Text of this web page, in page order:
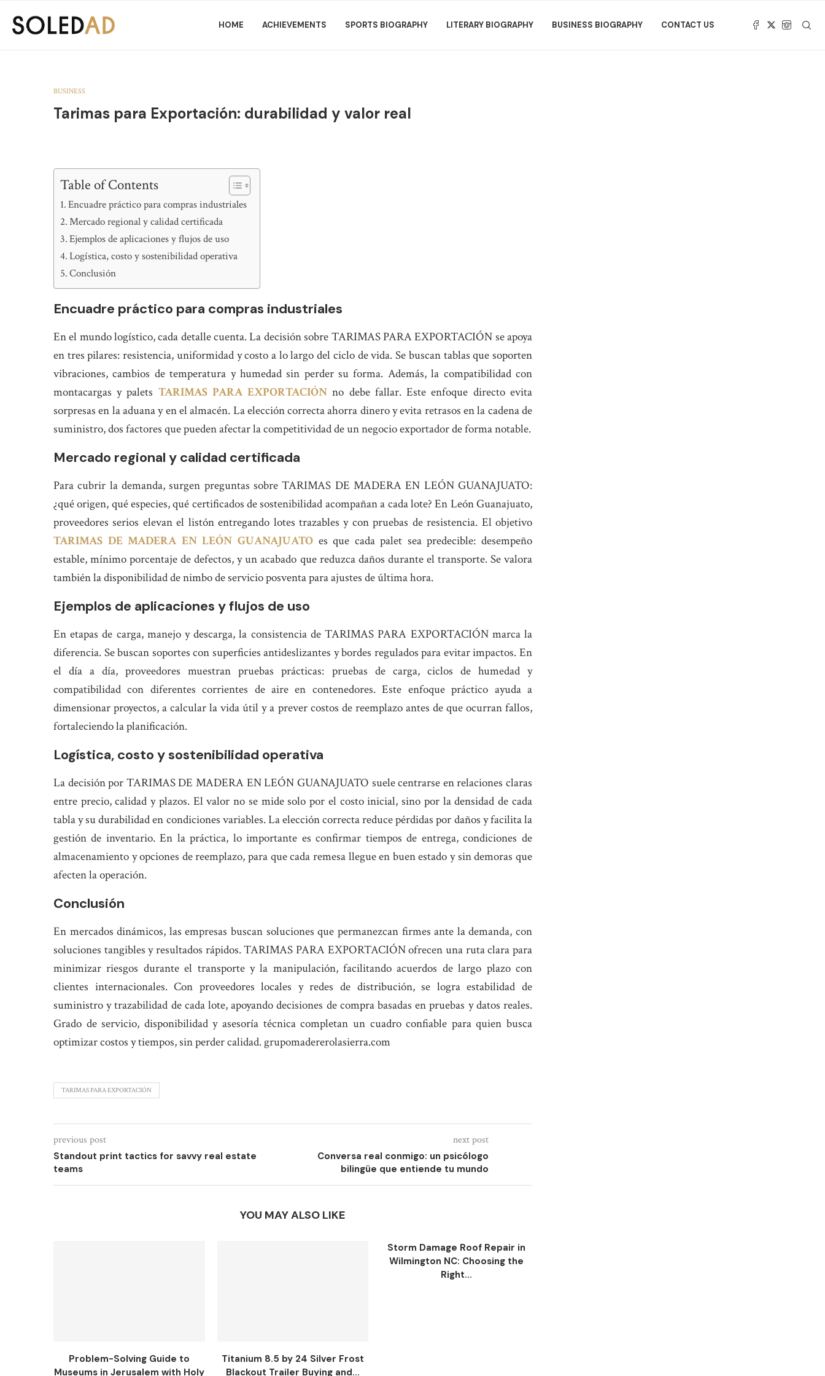
HOME ACHIEVEMENTS SPORTS BIOGRAPHY LITERARY BIOGRAPHY BUSINESS BIOGRAPHY CONTACT US
BUSINESS
Tarimas para Exportación: durabilidad y valor real
Table of Contents
Encuadre práctico para compras industriales
Mercado regional y calidad certificada
Ejemplos de aplicaciones y flujos de uso
Logística, costo y sostenibilidad operativa
Conclusión
Encuadre práctico para compras industriales
En el mundo logístico, cada detalle cuenta. La decisión sobre TARIMAS PARA EXPORTACIÓN se apoya
en tres pilares: resistencia, uniformidad y costo a lo largo del ciclo de vida. Se buscan tablas que soporten
vibraciones, cambios de temperatura y humedad sin perder su forma. Además, la compatibilidad con
montacargas y palets TARIMAS PARA EXPORTACIÓN no debe fallar. Este enfoque directo evita
sorpresas en la aduana y en el almacén. La elección correcta ahorra dinero y evita retrasos en la cadena de
suministro, dos factores que pueden afectar la competitividad de un negocio exportador de forma notable.
Mercado regional y calidad certificada
Para cubrir la demanda, surgen preguntas sobre TARIMAS DE MADERA EN LEÓN GUANAJUATO:
¿qué origen, qué especies, qué certificados de sostenibilidad acompañan a cada lote? En León Guanajuato,
proveedores serios elevan el listón entregando lotes trazables y con pruebas de resistencia. El objetivo
TARIMAS DE MADERA EN LEÓN GUANAJUATOes que cada palet sea predecible: desempeño
estable, mínimo porcentaje de defectos, y un acabado que reduzca daños durante el transporte. Se valora
también la disponibilidad de nimbo de servicio posventa para ajustes de última hora.
Ejemplos de aplicaciones y flujos de uso
En etapas de carga, manejo y descarga, la consistencia de TARIMAS PARA EXPORTACIÓN marca la
diferencia. Se buscan soportes con superficies antideslizantes y bordes regulados para evitar impactos. En
el día a día, proveedores muestran pruebas prácticas: pruebas de carga, ciclos de humedad y
compatibilidad con diferentes corrientes de aire en contenedores. Este enfoque práctico ayuda a
dimensionar proyectos, a calcular la vida útil y a prever costos de reemplazo antes de que ocurran fallos,
fortaleciendo la planificación.
Logística, costo y sostenibilidad operativa
La decisión por TARIMAS DE MADERA EN LEÓN GUANAJUATO suele centrarse en relaciones claras
entre precio, calidad y plazos. El valor no se mide solo por el costo inicial, sino por la densidad de cada
tabla y su durabilidad en condiciones variables. La elección correcta reduce pérdidas por daños y facilita la
gestión de inventario. En la práctica, lo importante es confirmar tiempos de entrega, condiciones de
almacenamiento y opciones de reemplazo, para que cada remesa llegue en buen estado y sin demoras que
afecten la operación.
Conclusión
En mercados dinámicos, las empresas buscan soluciones que permanezcan firmes ante la demanda, con
soluciones tangibles y resultados rápidos. TARIMAS PARA EXPORTACIÓN ofrecen una ruta clara para
minimizar riesgos durante el transporte y la manipulación, facilitando acuerdos de largo plazo con
clientes internacionales. Con proveedores locales y redes de distribución, se logra estabilidad de
suministro y trazabilidad de cada lote, apoyando decisiones de compra basadas en pruebas y datos reales.
Grado de servicio, disponibilidad y asesoría técnica completan un cuadro confiable para quien busca
optimizar costos y tiempos, sin perder calidad. grupomadererolasierra.com
TARIMAS PARA EXPORTACIÓN
previous post
Standout print tactics for savvy real estate
teams
next post
Conversa real conmigo: un psicólogo
bilingüe que entiende tu mundo
YOU MAY ALSO LIKE
Problem-Solving Guide to
Museums in Jerusalem with Holy
Titanium 8.5 by 24 Silver Frost
Blackout Trailer Buying and...
Storm Damage Roof Repair in
Wilmington NC: Choosing the
Right...